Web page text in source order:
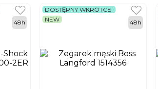
48h
DOSTĘPNY WKRÓTCE
NEW
48h